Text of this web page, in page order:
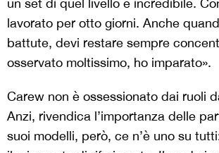
un set di quel livello è incredibile.
lavorato per otto giorni. Anche
battute, devi restare sempre
osservato moltissimo, ho imparato».
Carew non è ossessionato dai ruoli
Anzi, rivendica l’importanza delle
suoi modelli, però, ce n’è uno su